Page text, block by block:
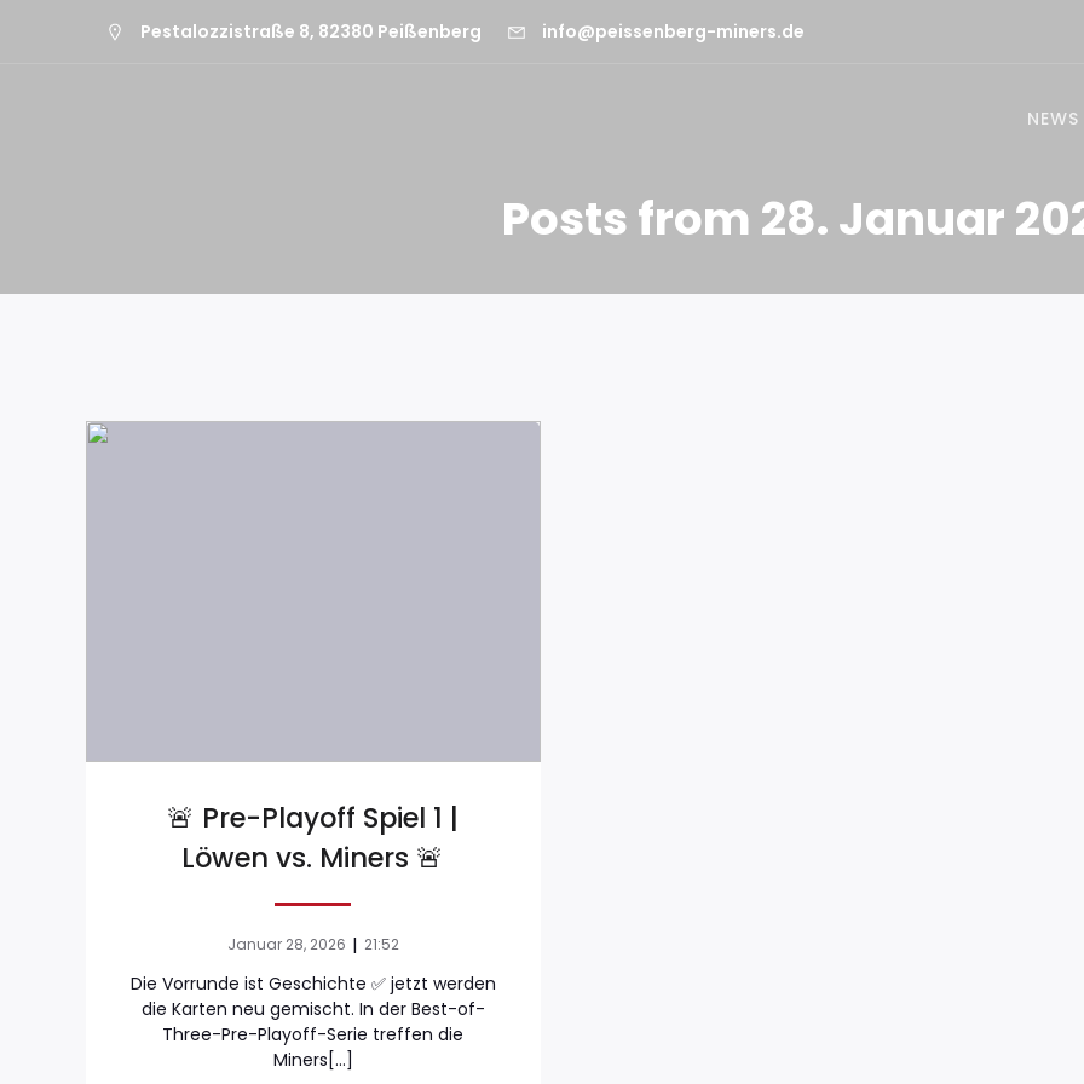
Pestalozzistraße 8, 82380 Peißenberg info@peissenberg-miners.de
NEWS
Posts from 28. Januar
🚨 Pre-Playoff Spiel 1 |
Löwen vs. Miners 🚨
Januar 28, 2026 | 21:52
Die Vorrunde ist Geschichte ✅ jetzt werden
die Karten neu gemischt. In der Best-of-
Three-Pre-Playoff-Serie treffen die
Miners[…]